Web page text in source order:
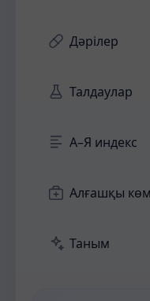
Дәрілер
Талдаулар
А–Я индекс
Алғашқы
Таным